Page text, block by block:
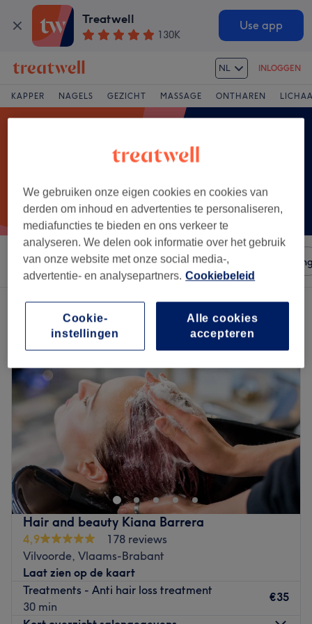
Treatwell
130K
Use app
NL INLOGGEN
KAPPER NAGELS GEZICHT MASSAGE ONTHAREN
Sorteer op Salons Expresaanbiedingen
Een salon met:haaruitval behandeling in Vilvoorde, Vlaams-Brabant
Hair and beauty Kiana Barrera
4,9
178 reviews
Vilvoorde, Vlaams-Brabant
Laat zien op de kaart
Treatments - Anti hair loss treatment
30 min
€35
We gebruiken onze eigen cookies en cookies van
derden om inhoud en advertenties te personaliseren,
mediafuncties te bieden en ons verkeer te
analyseren. We delen ook informatie over het gebruik
van onze website met onze social media-,
advertentie- en analysepartners. Cookiebeleid
Alle cookies
accepteren
Cookie-
instellingen